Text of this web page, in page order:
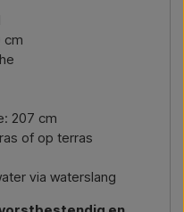
cm
207 cm
of op terras
via waterslang